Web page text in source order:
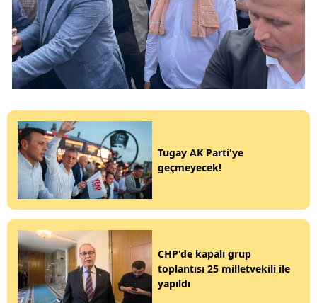
Tugay AK Parti'ye
geçmeyecek!
CHP'de kapalı grup
toplantısı 25 milletvekili ile
yapıldı